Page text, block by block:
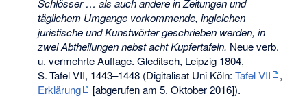
Schlösser … als auch andere in Zeitungen und
täglichem Umgange vorkommende, ingleichen
juristische und Kunstwörter geschrieben werden, in
zwei Abtheilungen nebst acht Kupfertafeln. Neue verb.
u. vermehrte Auflage. Gleditsch, Leipzig 1804,
S.Tafel VII, 1443–1448(Digitalisat Uni Köln: Tafel VII
,
Erklärung
[abgerufen am 5. Oktober 2016]).